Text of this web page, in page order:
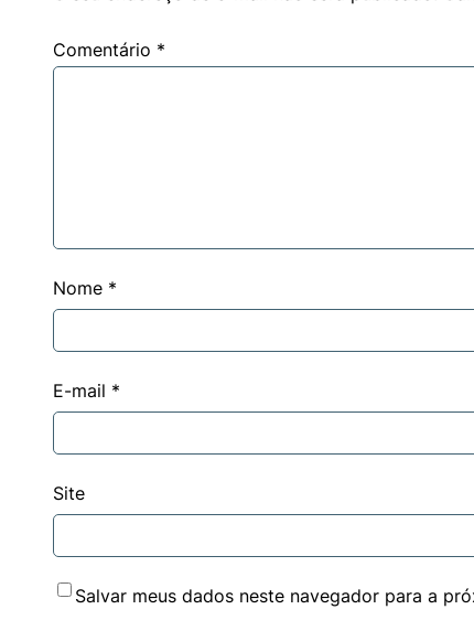
Comentário *
Nome *
E-mail *
Site
Salvar meus dados neste navegador para a